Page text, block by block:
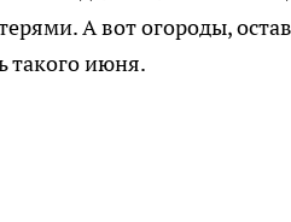
А вот огороды,
такого июня.